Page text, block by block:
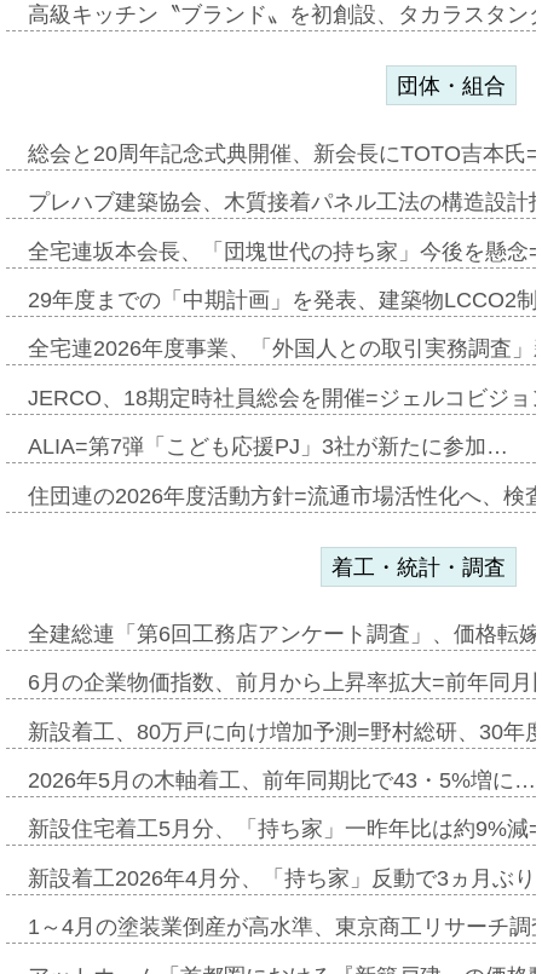
高級キッチン〝ブランド〟を初創設、タカラスタ
団体・組合
総会と20周年記念式典開催、新会長にTOTO吉本氏
プレハブ建築協会、木質接着パネル工法の構造設
全宅連坂本会長、「団塊世代の持ち家」今後を懸
29年度までの「中期計画」を発表、建築物LCCO2
全宅連2026年度事業、「外国人との取引実務調査
JERCO、18期定時社員総会を開催=ジェルコビジ
ALIA=第7弾「こども応援PJ」3社が新たに参加…
住団連の2026年度活動方針=流通市場活性化へ、検
着工・統計・調査
全建総連「第6回工務店アンケート調査」、価格転
6月の企業物価指数、前月から上昇率拡大=前年同
新設着工、80万戸に向け増加予測=野村総研、30年
2026年5月の木軸着工、前年同期比で43・5%増に…
新設住宅着工5月分、「持ち家」一昨年比は約9%
新設着工2026年4月分、「持ち家」反動で3ヵ月ぶ
1～4月の塗装業倒産が高水準、東京商工リサーチ